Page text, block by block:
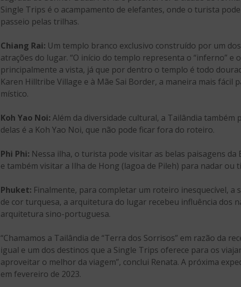
Single Trips é o acampamento de elefantes, onde o turista
passeio pelas trilhas.
Chiang Rai: Um templo branco exclusivo construído por um
atrações do lugar. “O início do templo representa o “inferno” e
principalmente a vista, já que por dentro o templo é todo
Karen Hilltribe Village e à Mãe Sai Border, a maneira mais
místico.
Koh Yao Noi: Além da diversidade cultural, a Tailândia
delas é a Koh Yao Noi, que não pode ficar fora do roteiro.
Phi Phi: Nessa ilha, o turista pode visitar as belas paisagens
e também visitar a Ilha de Hong (lagoa de Pileh) para nadar ou
Phuket: Finalmente, para completar um roteiro inesquecível, a
de cor turquesa, a arquitetura do lugar recebeu influência dos
arquitetura sino-portuguesa.
“Chamamos a Tailândia de “Terra dos Sorrisos” em razão da
igual e um dos destinos que a Single Trips oferece para os
aproveitar o melhor da viagem”, conclui Renata. A próxima
em fevereiro de 2023.